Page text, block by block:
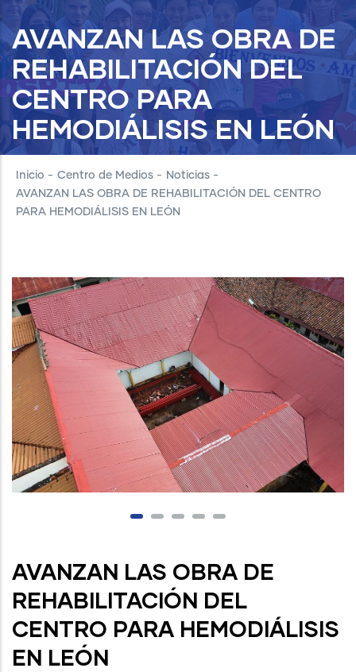
AVANZAN LAS OBRA DE
REHABILITACIÓN DEL
CENTRO PARA
HEMODIÁLISIS EN LEÓN
Inicio - Centro de Medios - Noticias -
AVANZAN LAS OBRA DE REHABILITACIÓN DEL CENTRO
PARA HEMODIÁLISIS EN LEÓN
AVANZAN LAS OBRA DE
REHABILITACIÓN DEL
CENTRO PARA HEMODIÁLISIS
EN LEÓN